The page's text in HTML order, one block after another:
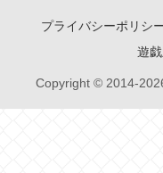
プライバシーポリシ
遊
Copyright © 2014-